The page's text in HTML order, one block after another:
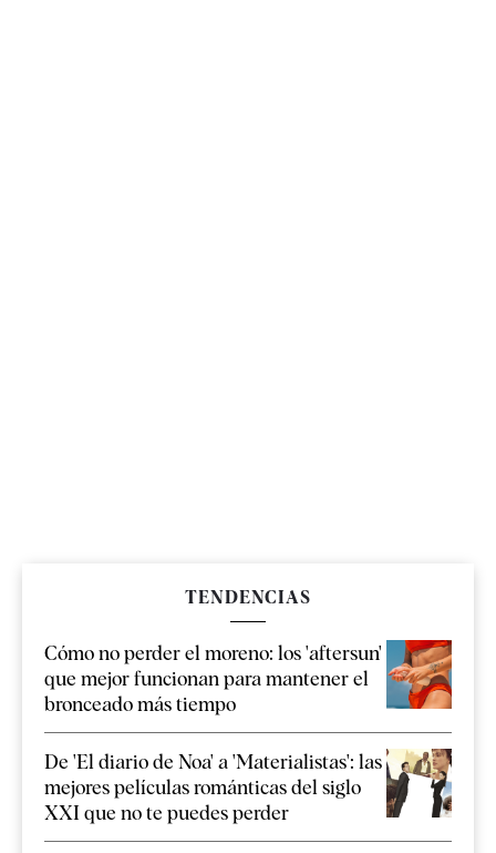
TENDENCIAS
Cómo no perder el moreno: los 'aftersun'
que mejor funcionan para mantener el
bronceado más tiempo
De 'El diario de Noa' a 'Materialistas': las
mejores películas románticas del siglo
XXI que no te puedes perder